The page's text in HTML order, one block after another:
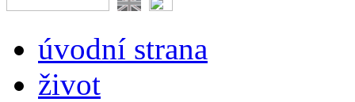
úvodní strana
život